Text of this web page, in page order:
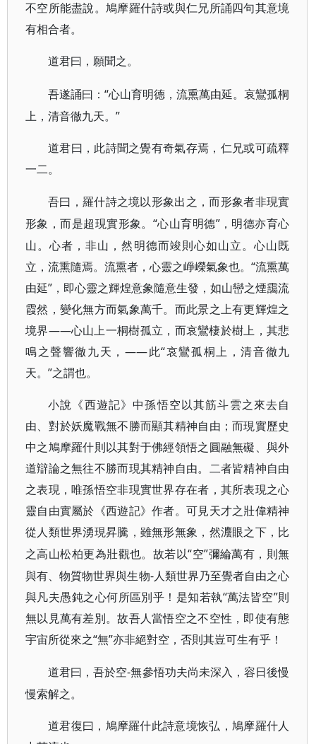
不空所能盡說。鳩摩羅什詩或與仁兄所誦四句其意境
有相合者。
道君曰，願聞之。
吾遂誦曰：“心山育明德，流熏萬由延。哀鸞孤桐
上，清音徹九天。”
道君曰，此詩聞之覺有奇氣存焉，仁兄或可疏釋
一二。
吾曰，羅什詩之境以形象出之，而形象者非現實
形象，而是超現實形象。 “心山育明德”，明德亦育心
山。心者，非山，然明德而竣則心如山立。心山既
立，流熏隨焉。流熏者，心靈之崢嶸氣象也。“流熏萬
由延”，即心靈之輝煌意象隨意生發，如山巒之煙靄流
霞然，變化無方而氣象萬千。而此景之上有更輝煌之
境界——心山上一桐樹孤立，而哀鸞棲於樹上，其悲
鳴之聲響徹九天，——此“哀鸞孤桐上，清音徹九
天。”之謂也。
小說《西遊記》中孫悟空以其筋斗雲之來去自
由、對於妖魔戰無不勝而顯其精神自由；而現實歷史
中之鳩摩羅什則以其對于佛經領悟之圓融無礙、與外
道辯論之無往不勝而現其精神自由。二者皆精神自由
之表現，唯孫悟空非現實世界存在者，其所表現之心
靈自由實屬於《西遊記》作者。可見天才之壯偉精神
從人類世界湧現昇騰，雖無形無象，然灋眼之下，比
之高山松柏更為壯觀也。故若以“空”彌綸萬有，則無
與有、物質物世界與生物-人類世界乃至覺者自由之心
與凡夫愚鈍之心何所區別乎！是知若執“萬法皆空”則
無以見萬有差別。故吾人當悟空之不空性，即使有態
宇宙所從來之“無”亦非絕對空，否則其豈可生有乎！
道君曰，吾於空-無參悟功夫尚未深入，容日後慢
慢索解之。
道君復曰，鳩摩羅什此詩意境恢弘，鳩摩羅什人